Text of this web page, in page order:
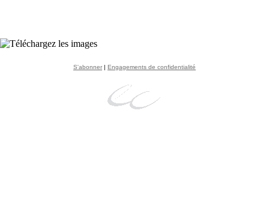
S'abonner | Engagements de confidentialité